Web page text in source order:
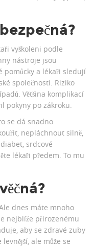
vyškoleni podle
nástroje jsou
pomůcky a lékaři sledují
společnosti. Riziko
Většina komplikací
pokyny po zákroku.
se dá snadno
nepláchnout silně,
srdcové
lékaři předem. To mu
dnes máte mnoho
nejblíže přirozenému
aby se zdravé zuby
ale může se